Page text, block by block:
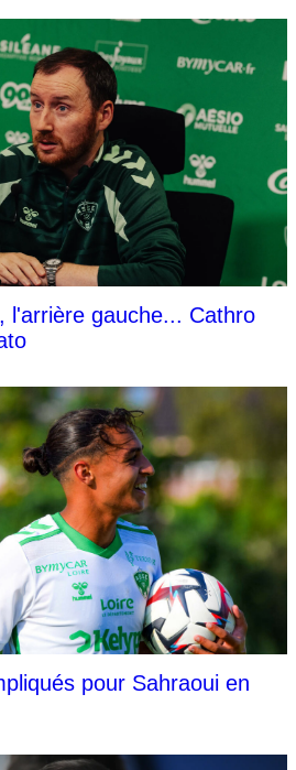
l'arrière gauche... Cathro
pour Sahraoui en